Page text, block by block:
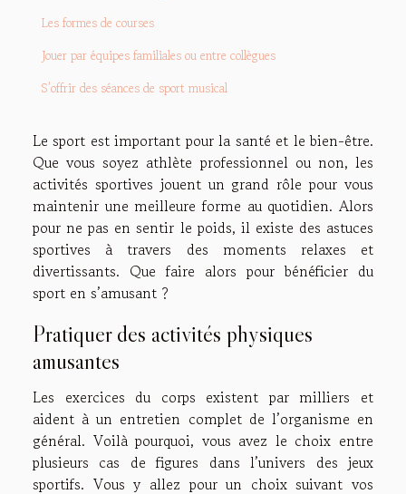
Les formes de courses
Jouer par équipes familiales ou entre collègues
S’offrir des séances de sport musical
Le sport est important pour la santé et le bien-être.
Que vous soyez athlète professionnel ou non, les
activités sportives jouent un grand rôle pour vous
maintenir une meilleure forme au quotidien. Alors
pour ne pas en sentir le poids, il existe des astuces
sportives à travers des moments relaxes et
divertissants. Que faire alors pour bénéficier du
sport en s’amusant ?
Pratiquer des activités physiques
amusantes
Les exercices du corps existent par milliers et
aident à un entretien complet de l’organisme en
général. Voilà pourquoi, vous avez le choix entre
plusieurs cas de figures dans l’univers des jeux
sportifs. Vous y allez pour un choix suivant vos